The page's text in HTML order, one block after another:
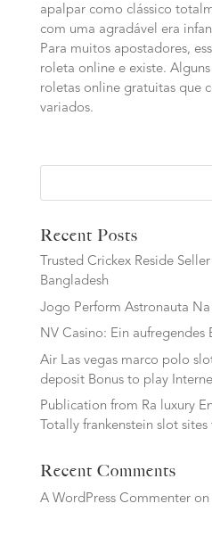
apalpar como clássico
com uma agradável era
Para muitos apostadores,
roleta online e existe.
roletas online gratuitas que
variados.
Recent Posts
Trusted Crickex Reside
Bangladesh
Jogo Perform Astronauta
NV Casino: Ein aufregendes
Air Las vegas marco polo
deposit Bonus to play
Publication from Ra luxury
Totally frankenstein slot sites
Recent Comments
A WordPress Commenteron